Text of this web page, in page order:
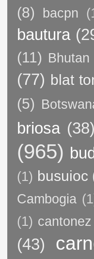
(8) bacpn
bautura
(11) Bhutan
(77) blat
(5)
briosa (38)
(965)
(1) busuioc
Cambogia
(1) cantonez
(43)